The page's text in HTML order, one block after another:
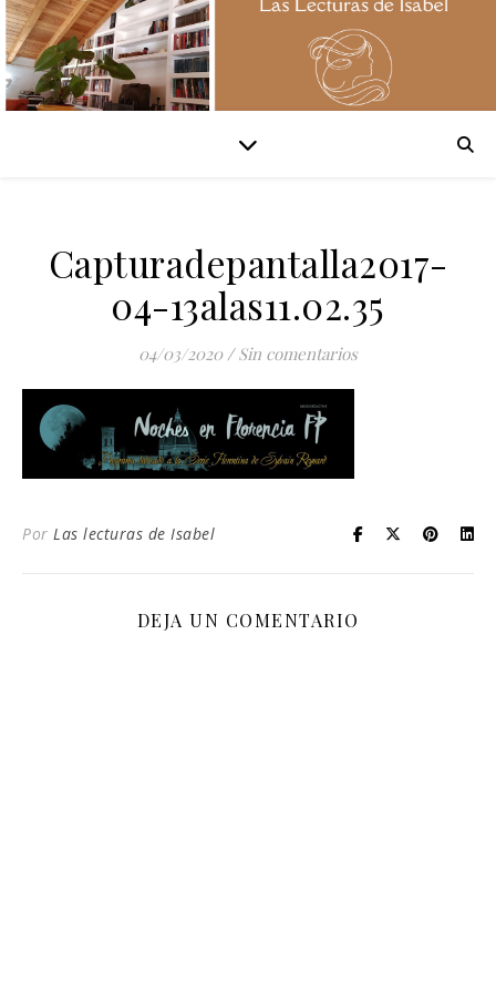
Capturadepantalla2017-
04-13alas11.02.35
04/03/2020 / Sin comentarios
Por Las lecturas de Isabel
DEJA UN COMENTARIO